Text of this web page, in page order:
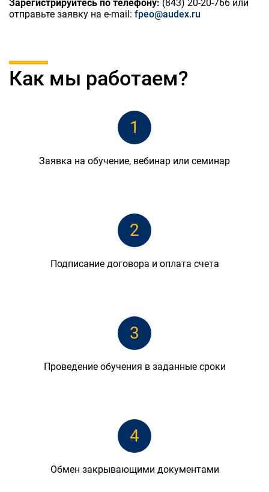
Зарегистрируйтесь по телефону: (843) 20-20-766 или
отправьте заявку на e-mail: fpeo@audex.ru
Как мы работаем?
1
Заявка на обучение, вебинар или семинар
2
Подписание договора и оплата счета
3
Проведение обучения в заданные сроки
4
Обмен закрывающими документами